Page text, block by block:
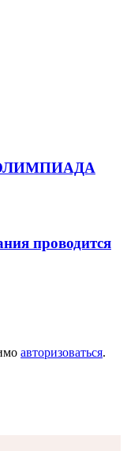
проводится
авторизоваться.